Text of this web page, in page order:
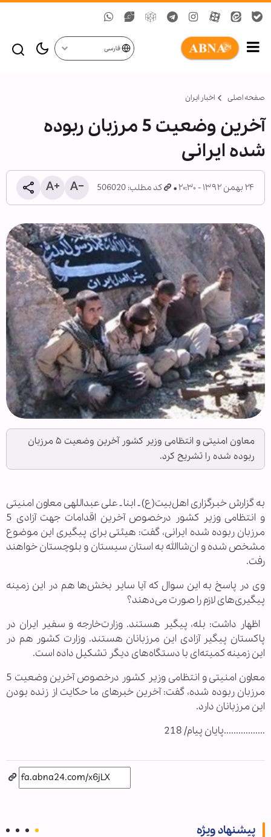
فارسی
صفحه اصلی اخبار ایران
آخرین وضعیت 5 مرزبان ربوده
شده ایرانی
۲۴ بهمن ۱۳۹۲ - ۲۰:۳۰ کد مطلب: 506020
معاون امنیتی و انتظامی وزیر کشور آخرین وضعیت ۵ مرزبان
ربوده شده را تشریح کرد.
به گزارش خبرگزاری اهل‌بیت(ع) ـ ابنا ـ علی عبداللهی معاون امنیتی
و انتظامی وزیر کشور درخصوص آخرین اقدامات جهت آزادی 5
مرزبان ربوده شده ایرانی، گفت: هیئتی برای پیگیری این موضوع
مشخص شده و ان‌شا‌الله به استان سیستان و بلوچستان خواهند
رفت.
وی در پاسخ به این سوال که آیا سایر بخش‌ها هم در این زمینه
پیگیری‌های لازم را صورت می‌دهند؟
اظهار داشت: بله، پیگیر هستند. وزارت‌خارجه و سفیر ایران در
پاکستان پیگیر آزادی این مرزبانان هستند. وزارت کشور هم در
این زمینه کمیته‌ای با دستگاه‌های دیگر تشکیل داده است.
معاون امنیتی و انتظامی وزیر کشور درخصوص آخرین وضعیت 5
مرزبان ربوده شده، گفت: آخرین خبرهای ما حکایت از زنده بودن
این مرزبانان دارد.
.................پایان پیام/ 218
پیشنهاد ویژه